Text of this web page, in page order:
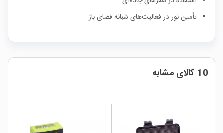
تأمین نور در فعالیت‌های شبانه فضای باز
10 کالای مشابه